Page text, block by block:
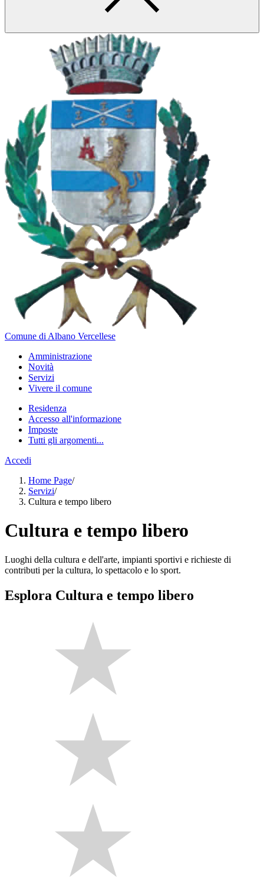
Comune di Albano Vercellese
Amministrazione
Novità
Servizi
Vivere il comune
Residenza
Accesso all'informazione
Imposte
Tutti gli argomenti...
Accedi
Home Page/
Servizi/
Cultura e tempo libero
Cultura e tempo libero
Luoghi della cultura e dell'arte, impianti sportivi e richieste di
contributi per la cultura, lo spettacolo e lo sport.
Esplora Cultura e tempo libero